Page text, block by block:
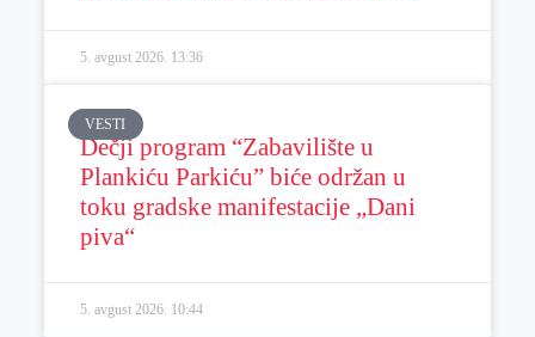
5. avgust 2026. 13:36
VESTI
Dečji program “Zabavilište u
Plankiću Parkiću” biće održan u
toku gradske manifestacije „Dani
piva“
5. avgust 2026. 10:44